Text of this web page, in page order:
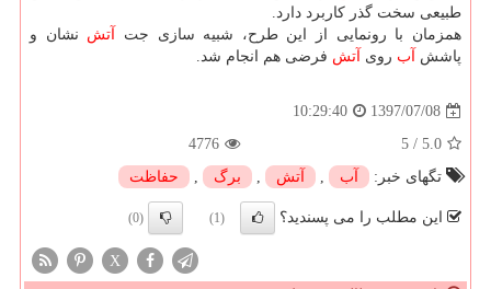
طبیعی سخت گذر كاربرد دارد.
همزمان با رونمایی از این طرح، شبیه سازی جت آتش نشان و
پاشش آب روی آتش فرضی هم انجام شد.
1397/07/08
10:29:40
5.0
/
5
4776
تگهای خبر:
آب , آتش , برگ , حفاظت
این مطلب را می پسندید؟ (1)
(0)
X